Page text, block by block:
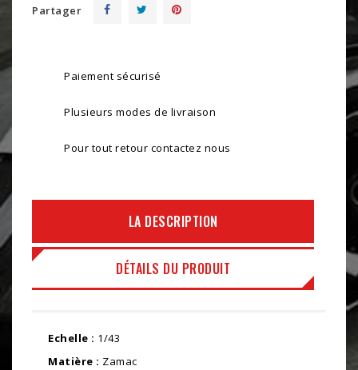
Partager
Paiement sécurisé
Plusieurs modes de livraison
Pour tout retour contactez nous
LA DESCRIPTION
DÉTAILS DU PRODUIT
Echelle : 1/43
Matière : Zamac